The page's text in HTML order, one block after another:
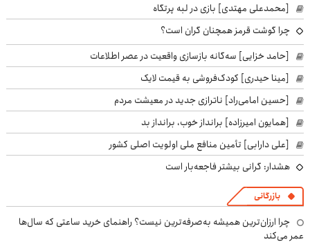
[محمدعلی مهتدی] بازی در لبه پرتگاه
چرا گوشت قرمز همچنان گران است؟
[حامد خزایی] سه‌گانه بازسازی واقعیت در عصر اطلاعات
[مینا حیدری] کودک‌فروشی به قیمت لایک
[حسین امامی‌راد] ناترازی جدید در معیشت مردم
[همایون امیرزاده] برانداز خوب، برانداز بد
[علی دارابی] تأمین منافع ملی اولویت اصلی کشور
هشدار: گرانی بیشتر فاجعه‌بار است
بازرگانی
چرا ارزان‌ترین همیشه به‌صرفه‌ترین نیست؟ راهنمای خرید ساعتی که سال‌ها
عمر می‌کند